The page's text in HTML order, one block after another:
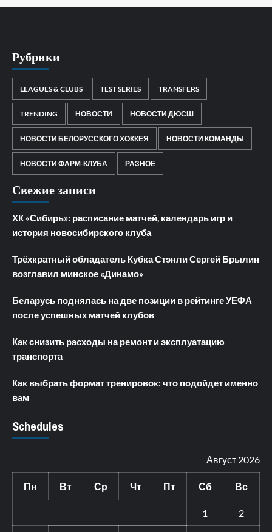
Рубрики
LEAGUES & CLUBS TEST SERIES TRANSFERS
TRENDING НОВОСТИ НОВОСТИ ДЮСШ
НОВОСТИ БЕЛОРУССКОГО ХОККЕЯ НОВОСТИ КОМАНДЫ
НОВОСТИ ФАРМ-КЛУБА РАЗНОЕ
Свежие записи
ХК «Сибирь»: расписание матчей, календарь игр и
история новосибирского клуба
Трёхкратный обладатель Кубка Стэнли Сергей Брылин
возглавил минское «Динамо»
Беларусь поднялась на две позиции в рейтинге УЕФА
после успешных матчей клубов
Как снизить расходы на ремонт и эксплуатацию
транспорта
Как выбрать формат тренировок: что подойдет именно
вам
Schedules
Август 2026
Пн Вт Ср Чт Пт Сб Вс
1 2